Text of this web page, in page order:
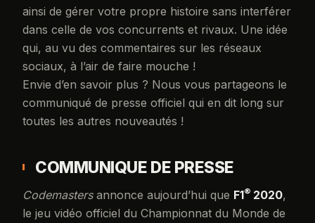
ainsi de gérer votre propre histoire sans interférer
dans celle de vos concurrents et rivaux. Une idée
qui, au vu des commentaires sur les réseaux
sociaux, à l’air de faire mouche !
Envie d’en savoir plus ? Nous vous partageons le
communiqué de presse officiel qui en dit long sur
toutes les autres nouveautés !
COMMUNIQUE DE PRESSE
Codemastersannonce aujourd’hui que F1® 2020,
le jeu vidéo officiel du Championnat du Monde de